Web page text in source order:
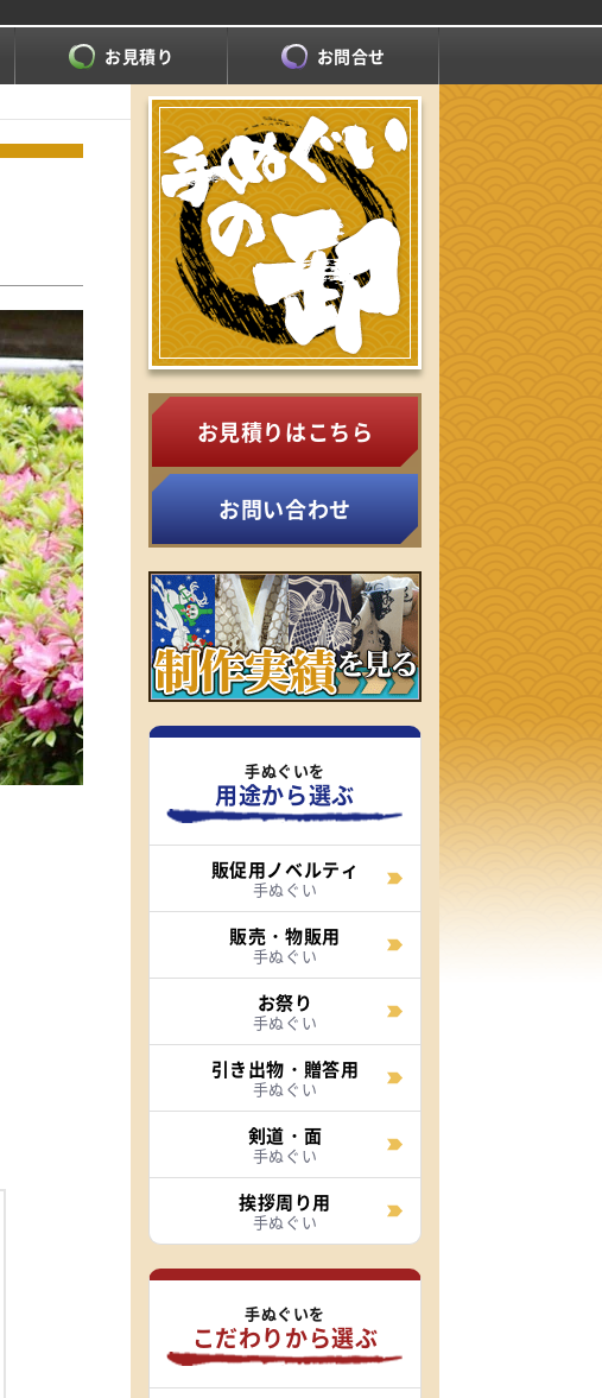
お見積り お問合せ
お見積りはこちら
お問い合わせ
手ぬぐいを
用途から選ぶ
販促用ノベルティ
手ぬぐい
販売・物販用
手ぬぐい
お祭り
手ぬぐい
引き出物・贈答用
手ぬぐい
剣道・面
手ぬぐい
挨拶周り用
手ぬぐい
手ぬぐいを
こだわりから選ぶ